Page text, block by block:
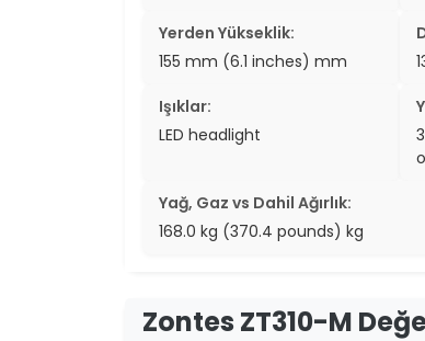
Yerden Yükseklik:
155 mm (6.1 inches) mm
Işıklar:
LED headlight
Yağ, Gaz vs Dahil Ağırlık:
168.0 kg (370.4 pounds) kg
Zontes ZT310-M